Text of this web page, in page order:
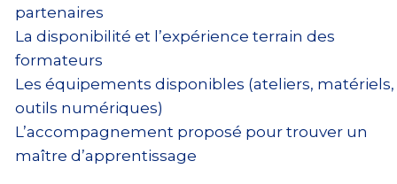
partenaires
La disponibilité et l’expérience terrain des
formateurs
Les équipements disponibles (ateliers, matériels,
outils numériques)
L’accompagnement proposé pour trouver un
maître d’apprentissage